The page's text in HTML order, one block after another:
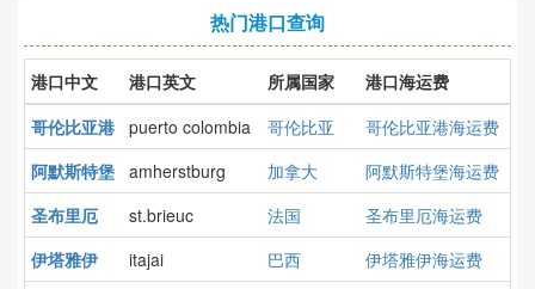
热门港口查询
港口中文 港口英文 所属国家
港口海运费
哥伦比亚港 puerto colombia 哥伦比亚
哥伦比亚港海运费
阿默斯特堡 amherstburg 加拿大
阿默斯特堡海运费
圣布里厄
st.brieuc 法国
圣布里厄海运费
伊塔雅伊
itajai 巴西 伊塔雅伊海运费